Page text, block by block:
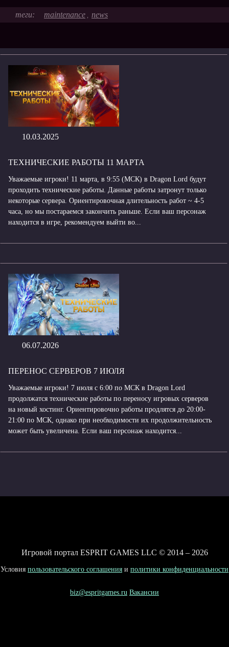
maintenance , news
10.03.2025
ТЕХНИЧЕСКИЕ РАБОТЫ 11 МАРТА
Уважаемые игроки! 11 марта, в 9:55 (МСК) в Dragon Lord будут
проходить технические работы. Данные работы затронут только
некоторые сервера. Ориентировочная длительность работ ~ 4-5
часа, но мы постараемся закончить раньше. Если ваш персонаж
находится в игре, рекомендуем выйти во...
06.07.2026
ПЕРЕНОС СЕРВЕРОВ 7 ИЮЛЯ
Уважаемые игроки! 7 июля с 6:00 по МСК в Dragon Lord
продолжатся технические работы по переносу игровых серверов
на новый хостинг. Ориентировочно работы продлятся до 20:00-
21:00 по МСК, однако при необходимости их продолжительность
может быть увеличена. Если ваш персонаж находится...
Игровой портал ESPRIT GAMES LLC © 2014 – 2026
Условия пользовательского соглашения и политики конфиденциальности
biz@espritgames.ru Вакансии